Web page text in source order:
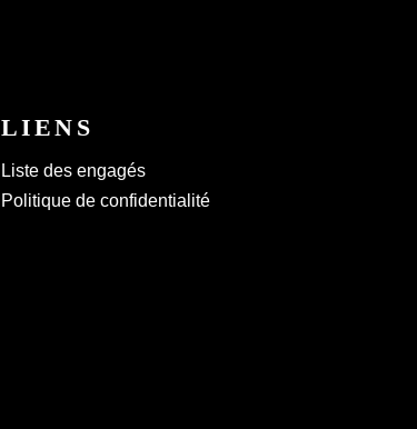
LIENS
Liste des engagés
Politique de confidentialité